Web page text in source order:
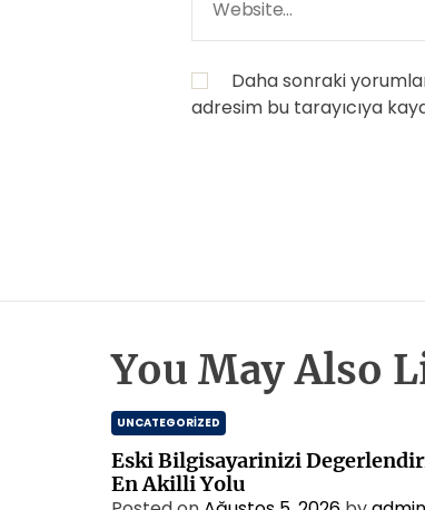
Daha sonraki
adresim bu tarayıcıya
You May Also
UNCATEGORIZED
Eski Bilgisayarinizi
En Akilli Yolu